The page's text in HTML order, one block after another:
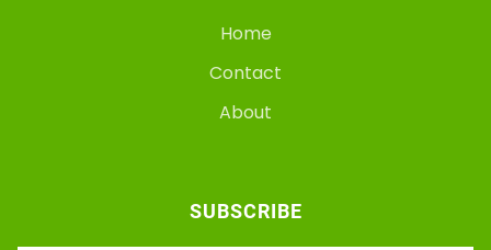
Home
Contact
About
SUBSCRIBE